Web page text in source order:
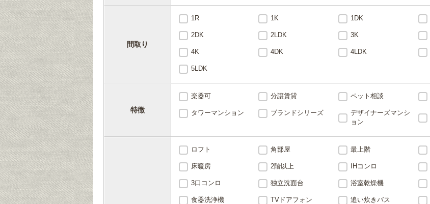
間取り
1R 1K 1DK
2DK 2LDK 3K
4K 4DK 4LDK
5LDK
特徴
楽器可 分譲賃貸 ペット相談
タワーマンション ブランドシリーズ
デザイナーズマンシ
ョン
ロフト 角部屋 最上階
床暖房 2階以上 IHコンロ
3口コンロ 独立洗面台 浴室乾燥機
食器洗浄機 TVドアフォン 追い炊きバス